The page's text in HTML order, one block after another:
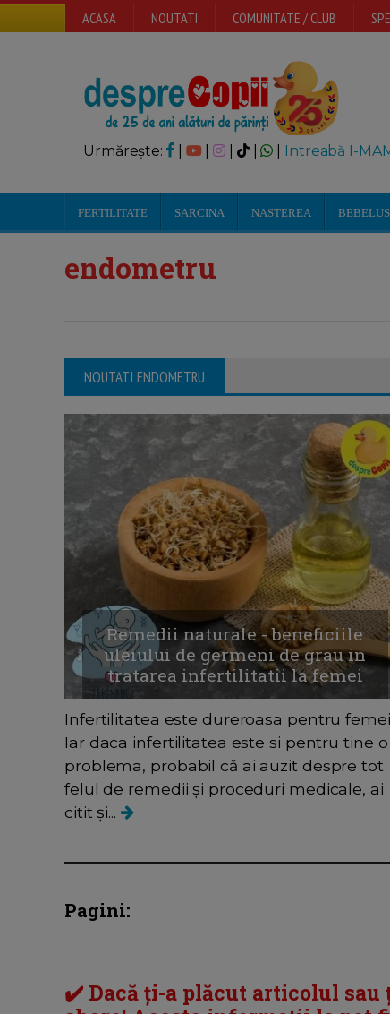
ACASA NOUTATI COMUNITATE / CLUB
Urmărește: | | Intreabă I-
FERTILITATE SARCINA NASTEREA
endometru
NOUTATI ENDOMETRU
Remedii naturale - beneficiile
uleiului de germeni de grau in
tratarea infertilitatii la femei
Infertilitatea este dureroasa pentru
Iar daca infertilitatea este si pentru tine o
problema, probabil că ai auzit despre tot
felul de remedii și proceduri medicale, ai
citit și...
Pagini:
✔️ Dacă ți-a plăcut articolul sau